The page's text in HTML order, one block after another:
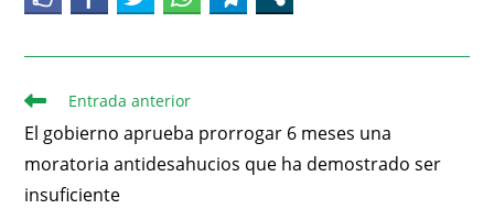
Entrada anterior
El gobierno aprueba prorrogar 6 meses una
moratoria antidesahucios que ha demostrado ser
insuficiente